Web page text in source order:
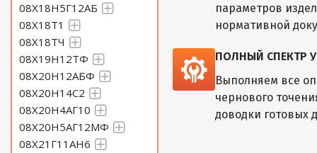
08Х18Н5Г12АБ
08Х18Т1
08Х18ТЧ
08Х19Н12ТФ
08Х20Н12АБФ
08Х20Н14С2
08Х20Н4АГ10
08Х20Н5АГ12МФ
08Х21Г11АН6
параметров
нормативной
ПОЛНЫЙ СПЕКТР
Выполняем все
чернового
доводки готовых